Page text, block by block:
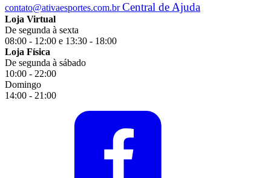
contato@ativaesportes.com.brCentral de Ajuda
Loja Virtual
De segunda à sexta
08:00 - 12:00 e 13:30 - 18:00
Loja Física
De segunda à sábado
10:00 - 22:00
Domingo
14:00 - 21:00